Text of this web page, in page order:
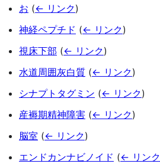
お (← リンク)
神経ペプチド (← リンク)
視床下部 (← リンク)
水道周囲灰白質 (← リンク)
シナプトタグミン (← リンク)
産褥期精神障害 (← リンク)
脳室 (← リンク)
エンドカンナビノイド (← リンク